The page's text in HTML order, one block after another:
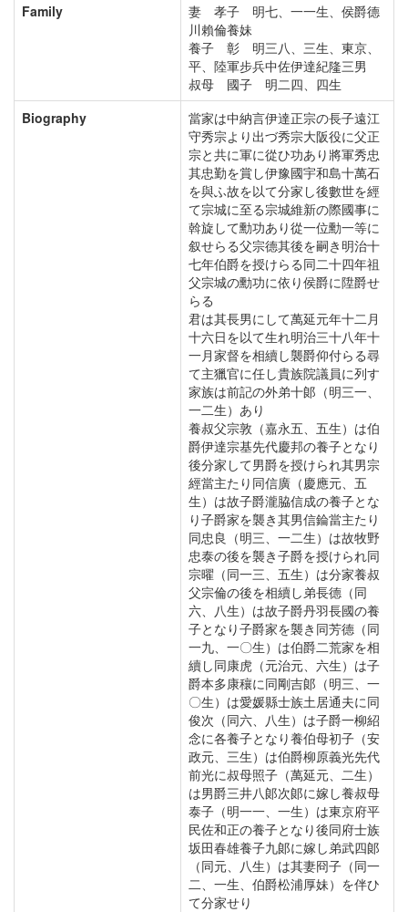
Family
妻 孝子 明七、一一生、侯爵德
川賴倫養妹
養子 彰 明三八、三生、東京、
平、陸軍步兵中佐伊達紀隆三男
叔母 國子 明二四、四生
Biography
當家は中納言伊達正宗の長子遠江
守秀宗より出づ秀宗大阪役に父正
宗と共に軍に從ひ功あり將軍秀忠
其忠勤を賞し伊豫國宇和島十萬石
を與ふ故を以て分家し後數世を經
て宗城に至る宗城維新の際國事に
斡旋して勳功あり從一位勳一等に
叙せらる父宗德其後を嗣き明治十
七年伯爵を授けらる同二十四年祖
父宗城の勳功に依り侯爵に陞爵せ
らる
君は其長男にして萬延元年十二月
十六日を以て生れ明治三十八年十
一月家督を相續し襲爵仰付らる尋
て主獵官に任し貴族院議員に列す
家族は前記の外弟十郞（明三一、
一二生）あり
養叔父宗敦（嘉永五、五生）は伯
爵伊達宗基先代慶邦の養子となり
後分家して男爵を授けられ其男宗
經當主たり同信廣（慶應元、五
生）は故子爵瀧脇信成の養子とな
り子爵家を襲き其男信錀當主たり
同忠良（明三、一二生）は故牧野
忠泰の後を襲き子爵を授けられ同
宗曜（同一三、五生）は分家養叔
父宗倫の後を相續し弟長德（同
六、八生）は故子爵丹羽長國の養
子となり子爵家を襲き同芳德（同
一九、一〇生）は伯爵二荒家を相
續し同康虎（元治元、六生）は子
爵本多康穰に同剛吉郞（明三、一
〇生）は愛媛縣士族土居通夫に同
俊次（同六、八生）は子爵一柳紹
念に各養子となり養伯母初子（安
政元、三生）は伯爵柳原義光先代
前光に叔母照子（萬延元、二生）
は男爵三井八郞次郞に嫁し養叔母
泰子（明一一、一生）は東京府平
民佐和正の養子となり後同府士族
坂田春雄養子九郞に嫁し弟武四郞
（同元、八生）は其妻冏子（同一
二、一生、伯爵松浦厚妹）を伴ひ
て分家せり